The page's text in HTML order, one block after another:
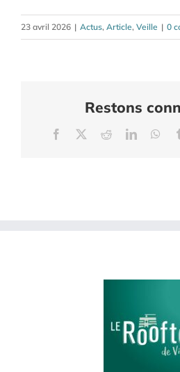
23 avril 2026 | Actus, Article, Veille | 0
Restons
Facebook RedditLinkedIn